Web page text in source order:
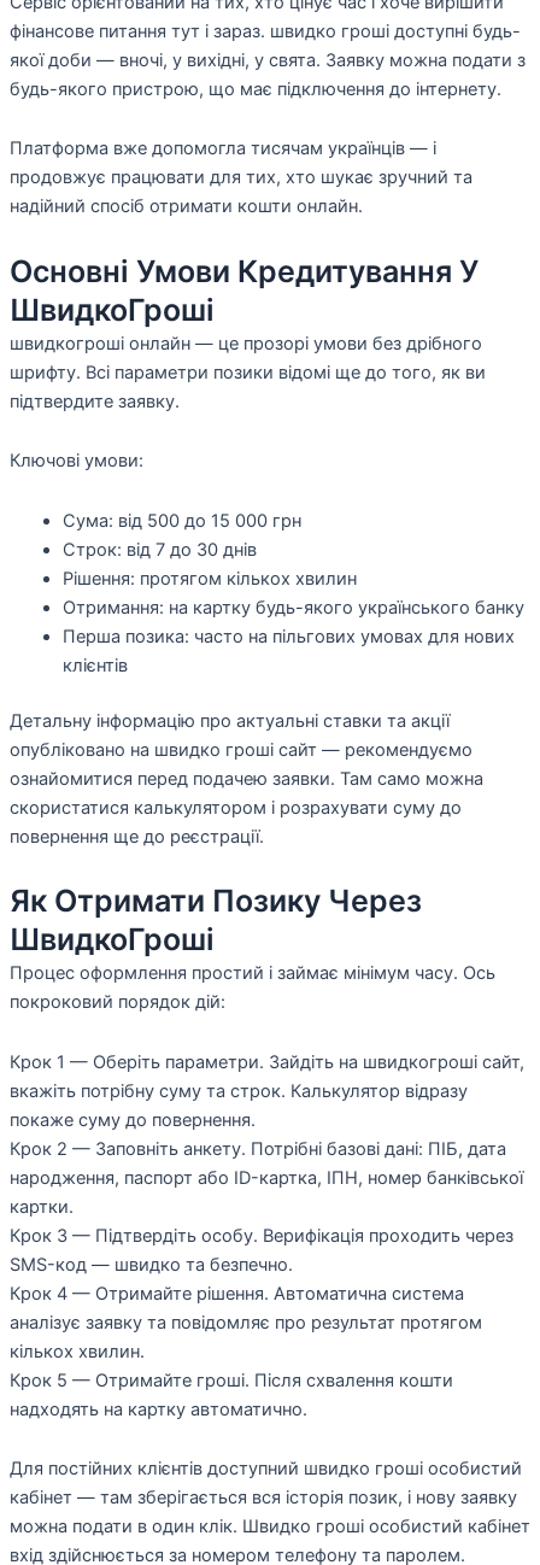
фінансове питання тут і зараз. швидко гроші доступні будь-
якої доби — вночі, у вихідні, у свята. Заявку можна подати з
будь-якого пристрою, що має підключення до інтернету.
Платформа вже допомогла тисячам українців — і
продовжує працювати для тих, хто шукає зручний та
надійний спосіб отримати кошти онлайн.
Основні Умови Кредитування У
ШвидкоГроші
швидкогроші онлайн — це прозорі умови без дрібного
шрифту. Всі параметри позики відомі ще до того, як ви
підтвердите заявку.
Ключові умови:
Сума: від 500 до 15 000 грн
Строк: від 7 до 30 днів
Рішення: протягом кількох хвилин
Отримання: на картку будь-якого українського банку
Перша позика: часто на пільгових умовах для нових
клієнтів
Детальну інформацію про актуальні ставки та акції
опубліковано на швидко гроші сайт — рекомендуємо
ознайомитися перед подачею заявки. Там само можна
скористатися калькулятором і розрахувати суму до
повернення ще до реєстрації.
Як Отримати Позику Через
ШвидкоГроші
Процес оформлення простий і займає мінімум часу. Ось
покроковий порядок дій:
Крок 1 — Оберіть параметри. Зайдіть на швидкогроші сайт,
вкажіть потрібну суму та строк. Калькулятор відразу
покаже суму до повернення.
Крок 2 — Заповніть анкету. Потрібні базові дані: ПІБ, дата
народження, паспорт або ID-картка, ІПН, номер банківської
картки.
Крок 3 — Підтвердіть особу. Верифікація проходить через
SMS-код — швидко та безпечно.
Крок 4 — Отримайте рішення. Автоматична система
аналізує заявку та повідомляє про результат протягом
кількох хвилин.
Крок 5 — Отримайте гроші. Після схвалення кошти
надходять на картку автоматично.
Для постійних клієнтів доступний швидко гроші особистий
кабінет — там зберігається вся історія позик, і нову заявку
можна подати в один клік. Швидко гроші особистий кабінет
вхід здійснюється за номером телефону та паролем.